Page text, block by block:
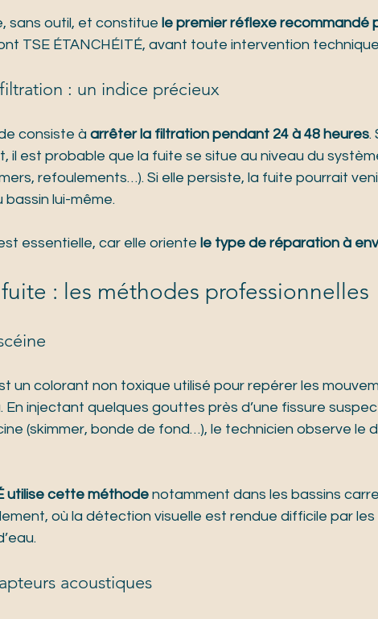
sans outil, et constitue le premier réflexe recommandé
TSE ÉTANCHÉITÉ, avant toute intervention
: un indice précieux
consiste à arrêter la filtration pendant 24 à 48 heures.
il est probable que la fuite se situe au niveau du
refoulements…). Si elle persiste, la fuite pourrait
lui-même.
essentielle, car elle oriente le type de réparation à
: les méthodes professionnelles
un colorant non toxique utilisé pour repérer les
En injectant quelques gouttes près d’une fissure
(skimmer, bonde de fond…), le technicien observe le
utilise cette méthode notamment dans les bassins
où la détection visuelle est rendue difficile par
acoustiques